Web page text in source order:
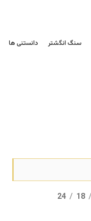
سنگ انگشتر دانستنی ها
18
24